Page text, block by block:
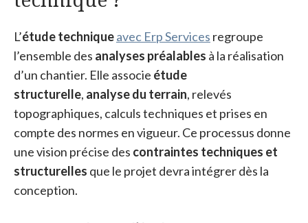
L’étude techniqueavec Erp Services regroupe
l’ensemble des analyses préalables à la réalisation
d’un chantier. Elle associe étude
structurelle, analyse du terrain, relevés
topographiques, calculs techniques et prises en
compte des normes en vigueur. Ce processus donne
une vision précise des contraintes techniques et
structurelles que le projet devra intégrer dès la
conception.